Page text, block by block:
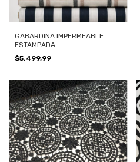
GABARDINA IMPERMEABLE
ESTAMPADA
$5.499,99